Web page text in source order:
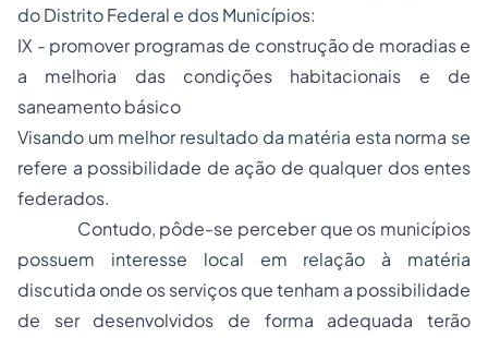
do Distrito Federal e dos Municípios:
IX - promover programas de construção de moradias e
a melhoria das condições habitacionais e de
saneamento básico
Visando um melhor resultado da matéria esta norma se
refere a possibilidade de ação de qualquer dos entes
federados.
Contudo, pôde-se perceber que os municípios
possuem interesse local em relação à matéria
discutida onde os serviços que tenham a possibilidade
de ser desenvolvidos de forma adequada terão